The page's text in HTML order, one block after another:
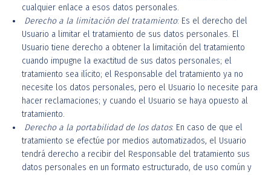
cualquier enlace a esos datos personales.
Derecho a la limitación del tratamiento: Es el derecho del
Usuario a limitar el tratamiento de sus datos personales. El
Usuario tiene derecho a obtener la limitación del tratamiento
cuando impugne la exactitud de sus datos personales; el
tratamiento sea ilícito; el Responsable del tratamiento ya no
necesite los datos personales, pero el Usuario lo necesite para
hacer reclamaciones; y cuando el Usuario se haya opuesto al
tratamiento.
Derecho a la portabilidad de los datos: En caso de que el
tratamiento se efectúe por medios automatizados, el Usuario
tendrá derecho a recibir del Responsable del tratamiento sus
datos personales en un formato estructurado, de uso común y